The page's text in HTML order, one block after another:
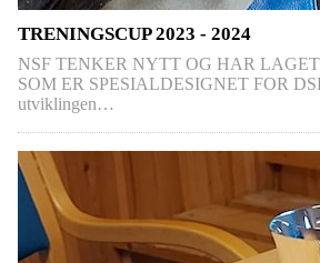
TRENINGSCUP 2023 - 2024
NSF TENKER NYTT OG HAR
SOM ER SPESIALDESIGNET FOR
utviklingen…